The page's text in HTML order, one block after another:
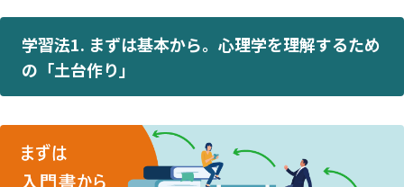
学習法1. まずは基本から。心理学を理解するため
の「土台作り」